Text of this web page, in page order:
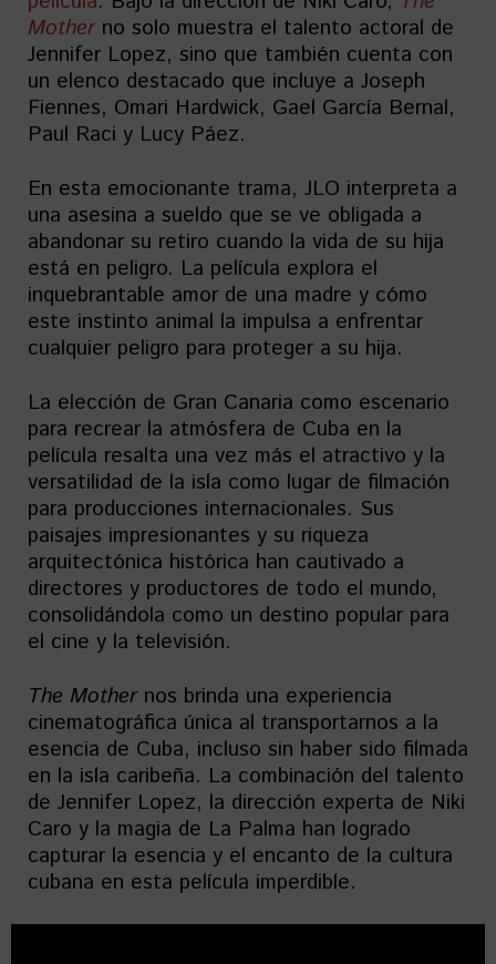
Motherno solo muestra el talento actoral de
Jennifer Lopez, sino que también cuenta con
un elenco destacado que incluye a Joseph
Fiennes, Omari Hardwick, Gael García Bernal,
Paul Raci y Lucy Páez.
En esta emocionante trama, JLO interpreta a
una asesina a sueldo que se ve obligada a
abandonar su retiro cuando la vida de su hija
está en peligro. La película explora el
inquebrantable amor de una madre y cómo
este instinto animal la impulsa a enfrentar
cualquier peligro para proteger a su hija.
La elección de Gran Canaria como escenario
para recrear la atmósfera de Cuba en la
película resalta una vez más el atractivo y la
versatilidad de la isla como lugar de filmación
para producciones internacionales. Sus
paisajes impresionantes y su riqueza
arquitectónica histórica han cautivado a
directores y productores de todo el mundo,
consolidándola como un destino popular para
el cine y la televisión.
The Mothernos brinda una experiencia
cinematográfica única al transportarnos a la
esencia de Cuba, incluso sin haber sido filmada
en la isla caribeña. La combinación del talento
de Jennifer Lopez, la dirección experta de Niki
Caro y la magia de La Palma han logrado
capturar la esencia y el encanto de la cultura
cubana en esta película imperdible.